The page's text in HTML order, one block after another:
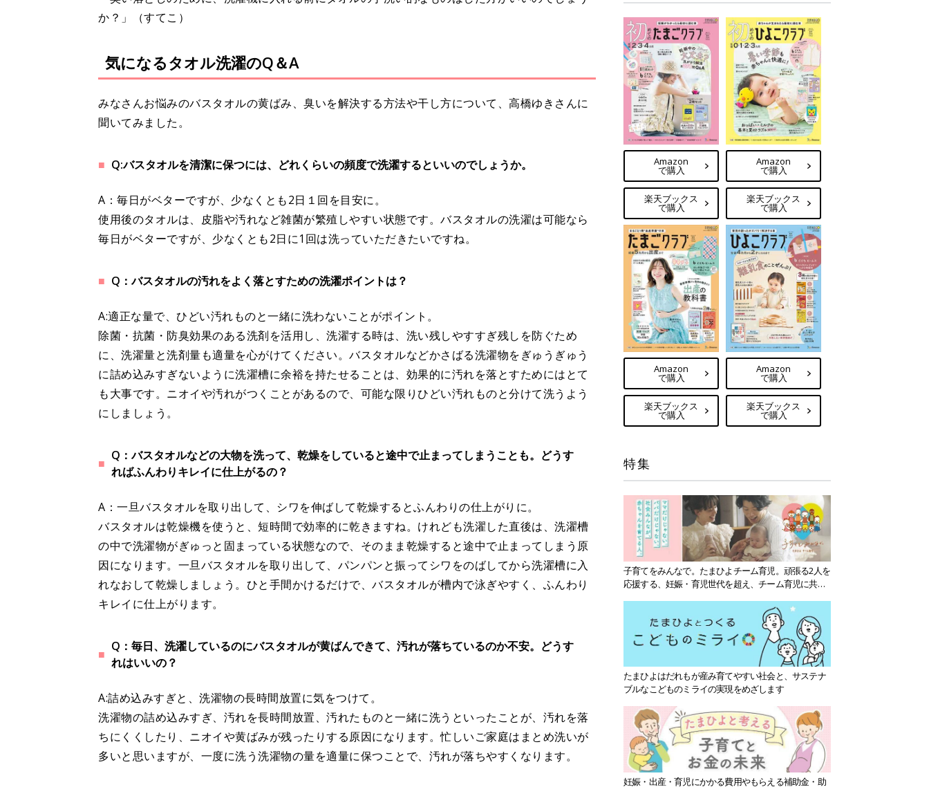
か？」（すてこ）
気になるタオル洗濯のQ＆A
みなさんお悩みのバスタオルの黄ばみ、臭いを解決する方法や干し方について、高橋ゆきさんに
聞いてみました。
Q:バスタオルを清潔に保つには、どれくらいの頻度で洗濯するといいのでしょうか。
A：毎日がベターですが、少なくとも2日１回を目安に。
使用後のタオルは、皮脂や汚れなど雑菌が繁殖しやすい状態です。バスタオルの洗濯は可能なら
毎日がベターですが、少なくとも2日に1回は洗っていただきたいですね。
Q：バスタオルの汚れをよく落とすための洗濯ポイントは？
A:適正な量で、ひどい汚れものと一緒に洗わないことがポイント。
除菌・抗菌・防臭効果のある洗剤を活用し、洗濯する時は、洗い残しやすすぎ残しを防ぐため
に、洗濯量と洗剤量も適量を心がけてください。バスタオルなどかさばる洗濯物をぎゅうぎゅう
に詰め込みすぎないように洗濯槽に余裕を持たせることは、効果的に汚れを落とすためにはとて
も大事です。ニオイや汚れがつくことがあるので、可能な限りひどい汚れものと分けて洗うよう
にしましょう。
Q：バスタオルなどの大物を洗って、乾燥をしていると途中で止まってしまうことも。どうす
ればふんわりキレイに仕上がるの？
A：一旦バスタオルを取り出して、シワを伸ばして乾燥するとふんわりの仕上がりに。
バスタオルは乾燥機を使うと、短時間で効率的に乾きますね。けれども洗濯した直後は、洗濯槽
の中で洗濯物がぎゅっと固まっている状態なので、そのまま乾燥すると途中で止まってしまう原
因になります。一旦バスタオルを取り出して、パンパンと振ってシワをのばしてから洗濯槽に入
れなおして乾燥しましょう。ひと手間かけるだけで、バスタオルが槽内で泳ぎやすく、ふんわり
キレイに仕上がります。
Q：毎日、洗濯しているのにバスタオルが黄ばんできて、汚れが落ちているのか不安。どうす
れはいいの？
A:詰め込みすぎと、洗濯物の長時間放置に気をつけて。
洗濯物の詰め込みすぎ、汚れを長時間放置、汚れたものと一緒に洗うといったことが、汚れを落
ちにくくしたり、ニオイや黄ばみが残ったりする原因になります。忙しいご家庭はまとめ洗いが
多いと思いますが、一度に洗う洗濯物の量を適量に保つことで、汚れが落ちやすくなります。
Amazon
で購入
楽天ブックス
で購入
Amazon
で購入
楽天ブックス
で購入
Amazon
で購入
楽天ブックス
で購入
Amazon
で購入
楽天ブックス
で購入
特集
子育てをみんなで。たまひよチーム育児。頑張る2人を
応援する、妊娠・育児世代を超え、チーム育児に共感
たまひよはだれもが産み育てやすい社会と、サステナ
ブルなこどものミライの実現をめざします
妊娠・出産・育児にかかる費用やもらえる補助金・助